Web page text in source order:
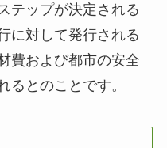
テップが決定される
に対して発行される
費および都市の安全
るとのことです。